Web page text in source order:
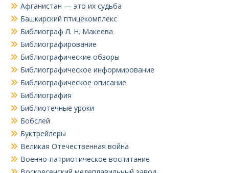
Афганистан — это их судьба
Башкирский птицекомплекс
Библиограф Л. Н. Макеева
Библиографирование
Библиографические обзоры
Библиографическое информирование
Библиографическое описание
Библиография
Библиотечные уроки
Бобслей
Буктрейлеры
Великая Отечественная война
Военно-патриотическое воспитание